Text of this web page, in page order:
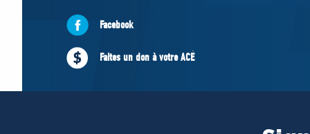
ACÉ
Facebook
Faites un don à votre ACÉ